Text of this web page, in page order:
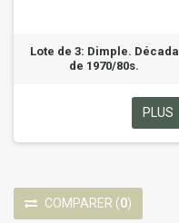
Lote de 3: Dimple. Década
de 1970/80s.
PLUS
COMPARER (0)